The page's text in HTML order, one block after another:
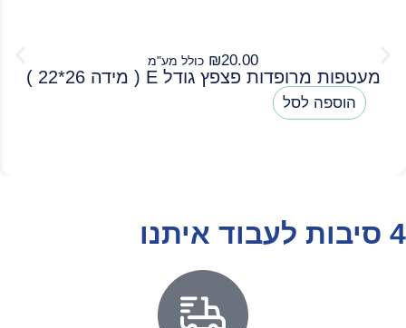
₪20.00 כולל מע"מ
מעטפות מרופדות פצפץ גודל E ( מידה 26*22 )
הוספה לסל
4 סיבות לעבוד איתנו